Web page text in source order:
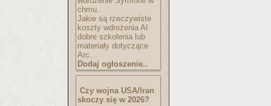
chmu..
Jakie są rzeczywiste
koszty wdrożenia AI
dobre szkolenia lub
materiały dotyczące
Arc..
Dodaj ogłoszenie..
Czy wojna USA/Iran
skoczy się w 2026?